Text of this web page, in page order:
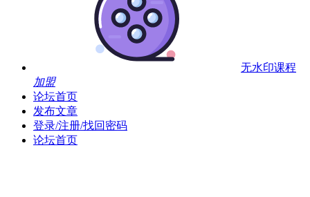
无水印课程
加盟
论坛首页
发布文章
登录/注册/找回密码
论坛首页